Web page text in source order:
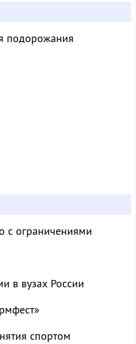
подорожания
с ограничениями
в вузах России
спортом